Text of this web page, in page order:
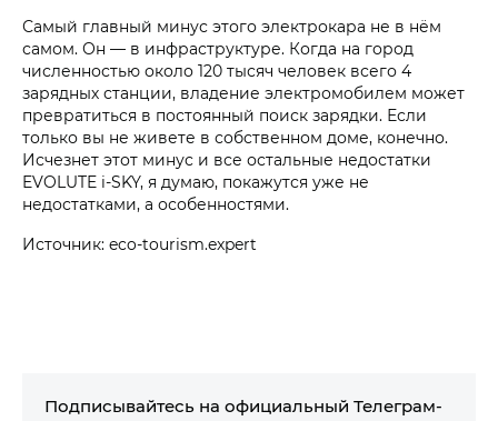
Самый главный минус этого электрокара не в нём
самом. Он — в инфраструктуре. Когда на город
численностью около 120 тысяч человек всего 4
зарядных станции, владение электромобилем может
превратиться в постоянный поиск зарядки. Если
только вы не живете в собственном доме, конечно.
Исчезнет этот минус и все остальные недостатки
EVOLUTE i‑SKY, я думаю, покажутся уже не
недостатками, а особенностями.
Источник: eco-tourism.expert
Подписывайтесь на официальный Телеграм-